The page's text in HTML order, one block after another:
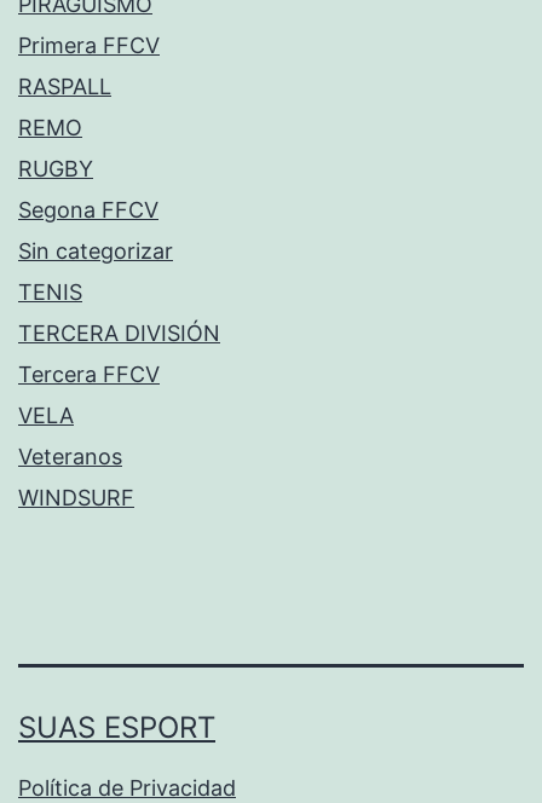
Primera FFCV
RASPALL
REMO
RUGBY
Segona FFCV
Sin categorizar
TENIS
TERCERA DIVISIÓN
Tercera FFCV
VELA
Veteranos
WINDSURF
SUAS ESPORT
Política de Privacidad